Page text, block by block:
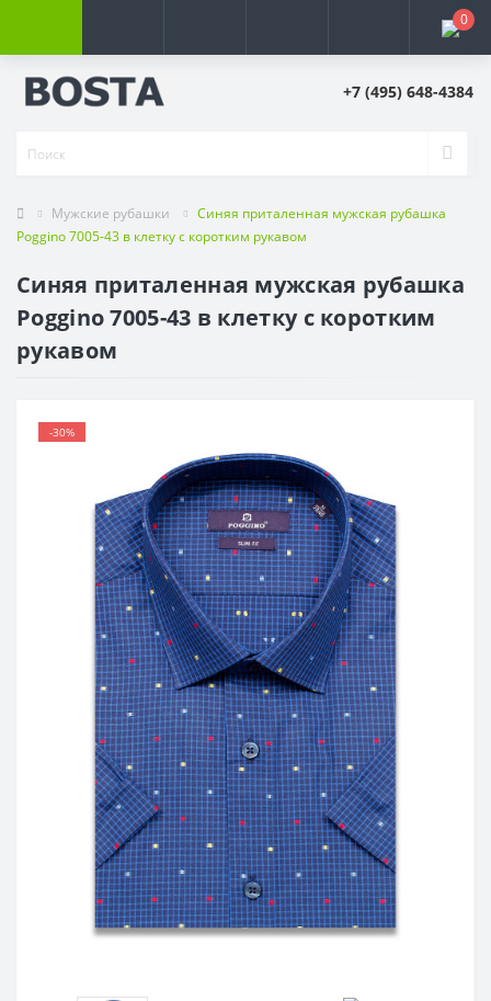
0
+7 (495) 648-4384
Мужские рубашки
Синяя приталенная мужская рубашка
Poggino 7005-43 в клетку с коротким рукавом
Синяя приталенная мужская рубашка
Poggino 7005-43 в клетку с коротким
рукавом
-30%